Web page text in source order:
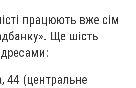
працюють вже сім
Ще шість
44 (центральне